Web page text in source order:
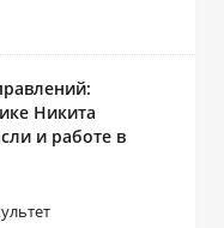
Никита
и работе в